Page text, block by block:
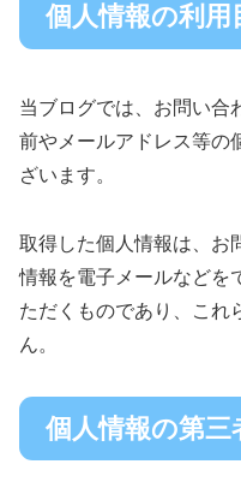
個人情報の利用
当ブログでは、お問い合
前やメールアドレス等の
ざいます。
取得した個人情報は、お
情報を電子メールなどを
ただくものであり、これ
ん。
個人情報の第三